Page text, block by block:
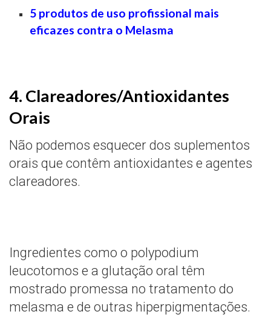
5 produtos de uso profissional mais
eficazes contra o Melasma
4. Clareadores/Antioxidantes
Orais
Não podemos esquecer dos suplementos
orais que contêm antioxidantes e agentes
clareadores.
Ingredientes como o polypodium
leucotomos e a glutação oral têm
mostrado promessa no tratamento do
melasma e de outras hiperpigmentações.